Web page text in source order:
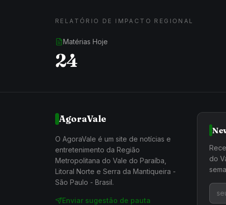
RELATÓRIO DE IMPACTO REGIONAL
Matérias Hoje
24
AgoraVale
O AgoraVale é um site de notícias e
entretenimento da Região
Metropolitana do Vale do Paraíba,
Litoral Norte e Serra da Mantiqueira -
São Paulo - Brasil.
Enviar sugestão de pauta
do